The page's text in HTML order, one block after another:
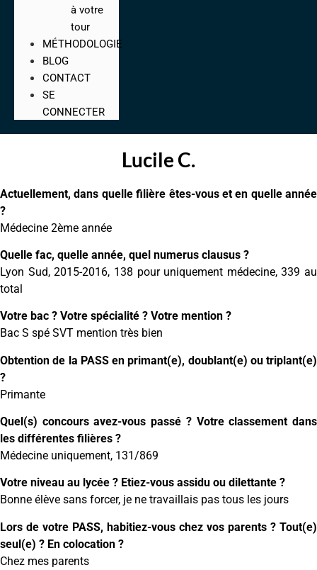
à votre
tour
MÉTHODOLOGIE
BLOG
CONTACT
SE
CONNECTER
Lucile C.
Actuellement, dans quelle filière êtes-vous et en quelle année
?
Médecine 2ème année
Quelle fac, quelle année, quel numerus clausus ?
Lyon Sud, 2015-2016, 138 pour uniquement médecine, 339 au
total
Votre bac ? Votre spécialité ? Votre mention ?
Bac S spé SVT mention très bien
Obtention de la PASS en primant(e), doublant(e) ou triplant(e)
?
Primante
Quel(s) concours avez-vous passé ? Votre classement dans
les différentes filières ?
Médecine uniquement, 131/869
Votre niveau au lycée ? Etiez-vous assidu ou dilettante ?
Bonne élève sans forcer, je ne travaillais pas tous les jours
Lors de votre PASS, habitiez-vous chez vos parents ? Tout(e)
seul(e) ? En colocation ?
Chez mes parents